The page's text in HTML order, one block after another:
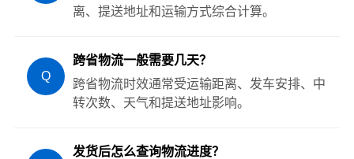
离、提送地址和运输方式综合计算。
Q
跨省物流一般需要几天？
跨省物流时效通常受运输距离、发车安排、中
转次数、天气和提送地址影响。
发货后怎么查询物流进度？